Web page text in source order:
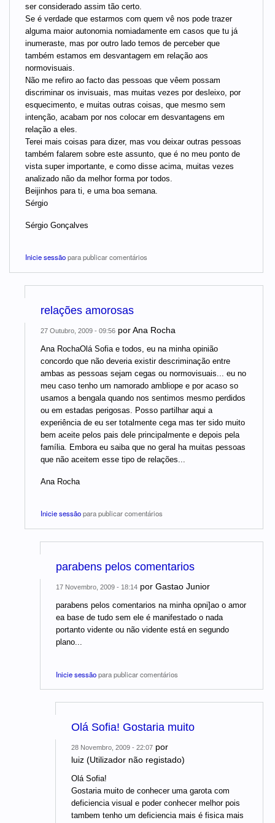
ser considerado assim tão certo.
Se é verdade que estarmos com quem vê nos pode trazer
alguma maior autonomia nomiadamente em casos que tu já
inumeraste, mas por outro lado temos de perceber que
também estamos em desvantagem em relação aos
normovisuais.
Não me refiro ao facto das pessoas que vêem possam
discriminar os invisuais, mas muitas vezes por desleixo, por
esquecimento, e muitas outras coisas, que mesmo sem
intenção, acabam por nos colocar em desvantagens em
relação a eles.
Terei mais coisas para dizer, mas vou deixar outras pessoas
também falarem sobre este assunto, que é no meu ponto de
vista super importante, e como disse acima, muitas vezes
analizado não da melhor forma por todos.
Beijinhos para ti, e uma boa semana.
Sérgio
Sérgio Gonçalves
Inicie sessãopara publicar comentários
relações amorosas
27 Outubro, 2009 - 09:56 porAna Rocha
Ana RochaOlá Sofia e todos, eu na minha opinião
concordo que não deveria existir descriminação entre
ambas as pessoas sejam cegas ou normovisuais... eu no
meu caso tenho um namorado ambliope e por acaso so
usamos a bengala quando nos sentimos mesmo perdidos
ou em estadas perigosas. Posso partilhar aqui a
experiência de eu ser totalmente cega mas ter sido muito
bem aceite pelos pais dele principalmente e depois pela
família. Embora eu saiba que no geral ha muitas pessoas
que não aceitem esse tipo de relações...
Ana Rocha
Inicie sessãopara publicar comentários
parabens pelos comentarios
17 Novembro, 2009 - 18:14 por Gastao Junior
parabens pelos comentarios na minha opni]ao o amor
ea base de tudo sem ele é manifestado o nada
portanto vidente ou não vidente está en segundo
plano...
Inicie sessãopara publicar comentários
Olá Sofia! Gostaria muito
28 Novembro, 2009 - 22:07 por
luiz (Utilizador não registado)
Olá Sofia!
Gostaria muito de conhecer uma garota com
deficiencia visual e poder conhecer melhor pois
tambem tenho um deficiencia mais é fisica mais